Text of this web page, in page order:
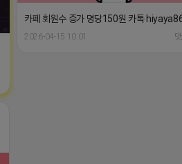
카페 회원수 증가 명당150원 카톡
2026-04-15 10:01